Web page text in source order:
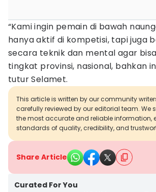
“Kami ingin pemain di bawah
hanya aktif di kompetisi, tapi juga
secara teknik dan mental agar
tingkat provinsi, nasional, bahkan
tutur Selamet.
This article is written by our community
carefully reviewed by our editorial team. We
the most accurate and reliable information,
standards of quality, credibility, and
Share Article
Curated For You